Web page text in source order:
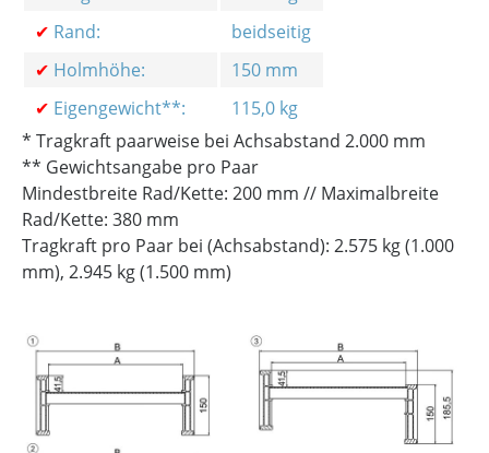
✔ Rand:
beidseitig
✔ Holmhöhe:
150 mm
✔ Eigengewicht**:
115,0 kg
* Tragkraft paarweise bei Achsabstand 2.000 mm
** Gewichtsangabe pro Paar
Mindestbreite Rad/Kette: 200 mm // Maximalbreite
Rad/Kette: 380 mm
Tragkraft pro Paar bei (Achsabstand): 2.575 kg (1.000
mm), 2.945 kg (1.500 mm)